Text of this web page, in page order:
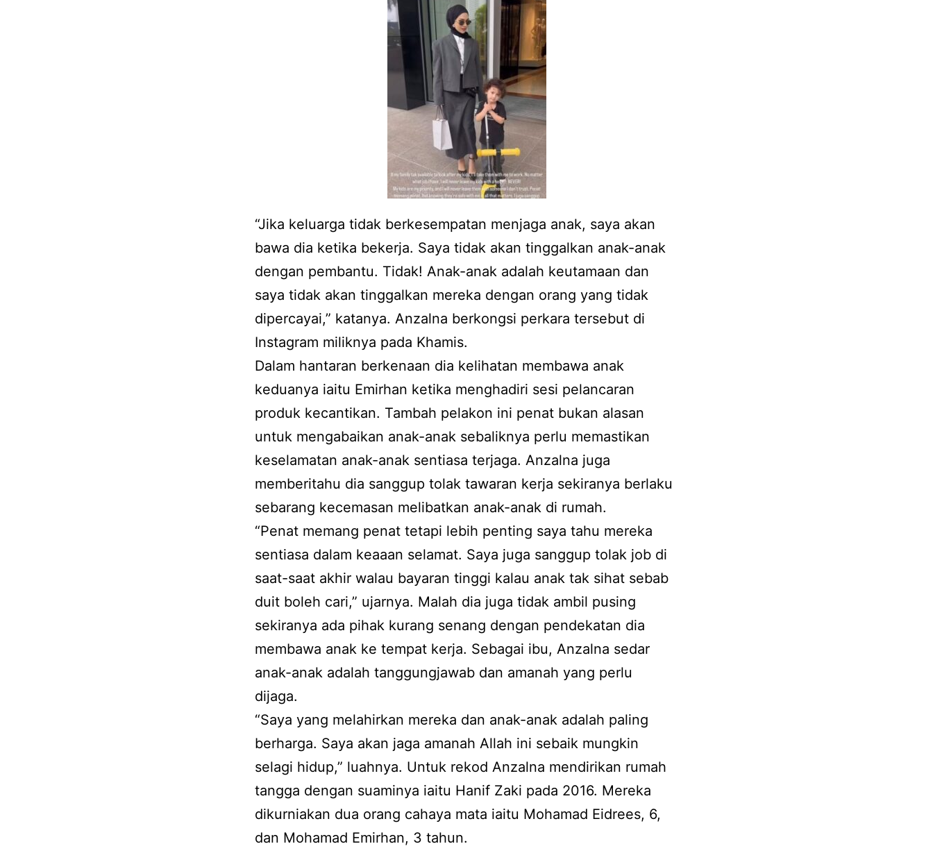
“Jika keluarga tidak berkesempatan menjaga anak, saya akan
bawa dia ketika bekerja. Saya tidak akan tinggalkan anak-anak
dengan pembantu. Tidak! Anak-anak adalah keutamaan dan
saya tidak akan tinggalkan mereka dengan orang yang tidak
dipercayai,” katanya. Anzalna berkongsi perkara tersebut di
Instagram miliknya pada Khamis.
Dalam hantaran berkenaan dia kelihatan membawa anak
keduanya iaitu Emirhan ketika menghadiri sesi pelancaran
produk kecantikan. Tambah pelakon ini penat bukan alasan
untuk mengabaikan anak-anak sebaliknya perlu memastikan
keselamatan anak-anak sentiasa terjaga. Anzalna juga
memberitahu dia sanggup tolak tawaran kerja sekiranya berlaku
sebarang kecemasan melibatkan anak-anak di rumah.
“Penat memang penat tetapi lebih penting saya tahu mereka
sentiasa dalam keaaan selamat. Saya juga sanggup tolak job di
saat-saat akhir walau bayaran tinggi kalau anak tak sihat sebab
duit boleh cari,” ujarnya. Malah dia juga tidak ambil pusing
sekiranya ada pihak kurang senang dengan pendekatan dia
membawa anak ke tempat kerja. Sebagai ibu, Anzalna sedar
anak-anak adalah tanggungjawab dan amanah yang perlu
dijaga.
“Saya yang melahirkan mereka dan anak-anak adalah paling
berharga. Saya akan jaga amanah Allah ini sebaik mungkin
selagi hidup,” luahnya. Untuk rekod Anzalna mendirikan rumah
tangga dengan suaminya iaitu Hanif Zaki pada 2016. Mereka
dikurniakan dua orang cahaya mata iaitu Mohamad Eidrees, 6,
dan Mohamad Emirhan, 3 tahun.